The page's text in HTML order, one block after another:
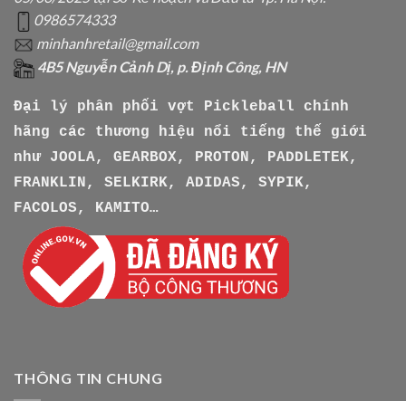
0986574333
minhanhretail@gmail.com
4B5 Nguyễn Cảnh Dị, p. Định Công, HN
Đại lý phân phối vợt Pickleball chính
hãng các thương hiệu nổi tiếng thế giới
như
JOOLA, GEARBOX, PROTON, PADDLETEK,
FRANKLIN, SELKIRK, ADIDAS, SYPIK,
FACOLOS, KAMITO…
THÔNG TIN CHUNG